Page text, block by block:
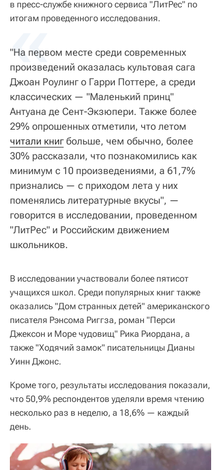
в пресс-службе книжного сервиса "ЛитРес" по
итогам проведенного исследования.
«
"На первом месте среди современных
произведений оказалась культовая сага
Джоан Роулинг о Гарри Поттере, а среди
классических — "Маленький принц"
Антуана де Сент-Экзюпери. Также более
29% опрошенных отметили, что летом
читали книг больше, чем обычно, более
30% рассказали, что познакомились как
минимум с 10 произведениями, а 61,7%
признались — с приходом лета у них
поменялись литературные вкусы", —
говорится в исследовании, проведенном
"ЛитРес" и Российским движением
школьников.
В исследовании участвовали более пятисот
учащихся школ. Среди популярных книг также
оказались "Дом странных детей" американского
писателя Рэнсома Риггза, роман "Перси
Джексон и Море чудовищ" Рика Риордана, а
также "Ходячий замок" писательницы Дианы
Уинн Джонс.
Кроме того, результаты исследования показали,
что 50,9% респондентов уделяли время чтению
несколько раз в неделю, а 18,6% — каждый
день.